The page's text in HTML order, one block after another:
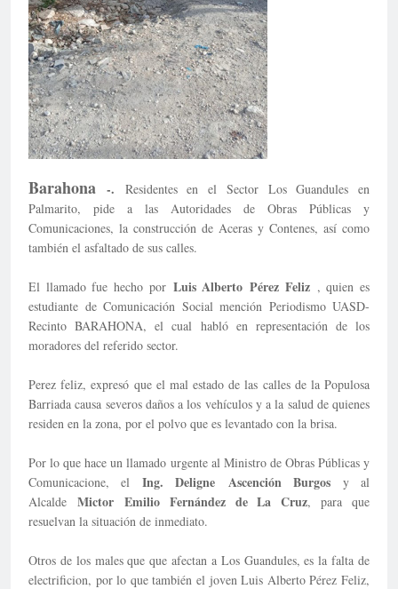
Barahona -. Residentes en el Sector Los Guandules en
Palmarito, pide a las Autoridades de Obras Públicas y
Comunicaciones, la construcción de Aceras y Contenes, así como
también el asfaltado de sus calles.
El llamado fue hecho por Luis Alberto Pérez Feliz, quien es
estudiante de Comunicación Social mención Periodismo UASD-
Recinto BARAHONA, el cual habló en representación de los
moradores del referido sector.
Perez feliz, expresó que el mal estado de las calles de la Populosa
Barriada causa severos daños a los vehículos y a la salud de quienes
residen en la zona, por el polvo que es levantado con la brisa.
Por lo que hace un llamado urgente al Ministro de Obras Públicas y
Comunicacione, elIng. Deligne Ascención Burgosy al
Alcalde Mictor Emilio Fernández de La Cruz, para que
resuelvan la situación de inmediato.
Otros de los males que que afectan a Los Guandules, es la falta de
electrificion, por lo que también el joven Luis Alberto Pérez Feliz,